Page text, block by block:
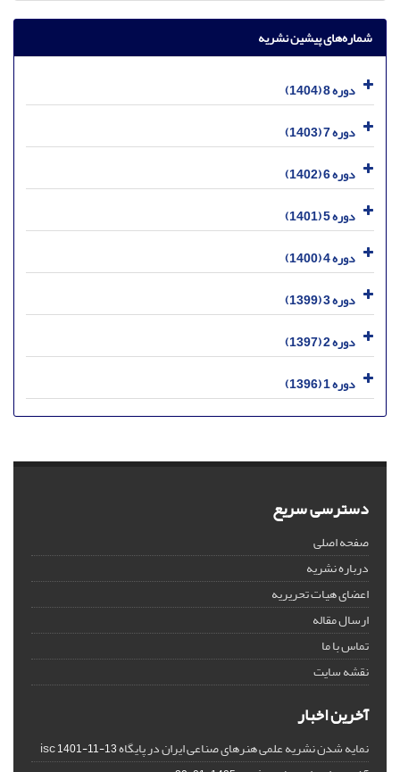
شماره‌های پیشین نشریه
دوره 8 (1404)
دوره 7 (1403)
دوره 6 (1402)
دوره 5 (1401)
دوره 4 (1400)
دوره 3 (1399)
دوره 2 (1397)
دوره 1 (1396)
دسترسی سریع
صفحه اصلی
درباره نشریه
اعضای هیات تحریریه
ارسال مقاله
تماس با ما
نقشه سایت
آخرین اخبار
نمایه شدن نشریه علمی هنرهای صناعی ایران در پایگاه isc1401-11-13